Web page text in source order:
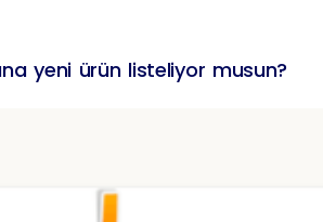
yeni ürün listeliyor musun?